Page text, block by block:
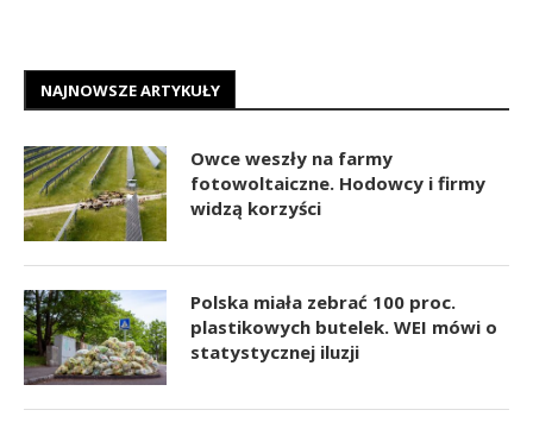
NAJNOWSZE ARTYKUŁY
Owce weszły na farmy
fotowoltaiczne. Hodowcy i firmy
widzą korzyści
Polska miała zebrać 100 proc.
plastikowych butelek. WEI mówi o
statystycznej iluzji